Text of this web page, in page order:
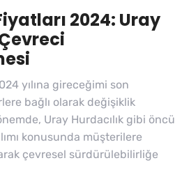
2024: Uray
yılına gireceğimi son
bağlı olarak değişiklik
Uray Hurdacılık gibi öncü
konusunda müşterilere
çevresel sürdürülebilirliğe